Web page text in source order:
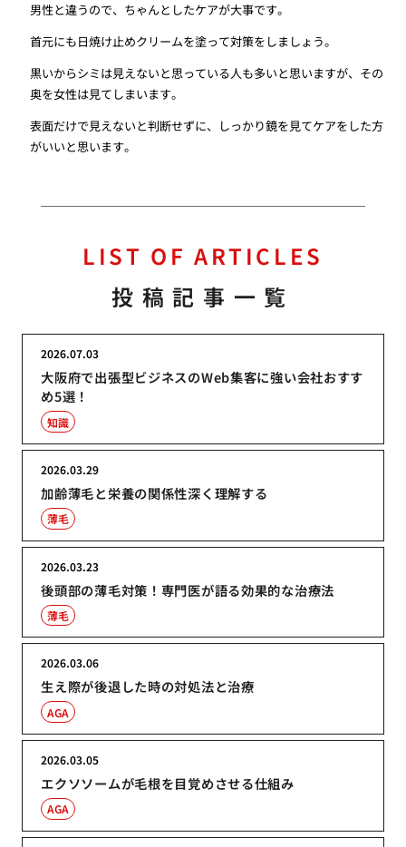
男性と違うので、ちゃんとしたケアが大事です。
首元にも日焼け止めクリームを塗って対策をしましょう。
黒いからシミは見えないと思っている人も多いと思いますが、その
奥を女性は見てしまいます。
表面だけで見えないと判断せずに、しっかり鏡を見てケアをした方
がいいと思います。
LIST OF ARTICLES
投稿記事一覧
大阪府で出張型ビジネスのWeb集客に強い会社おすす
め5選！
2026.07.03
知識
加齢薄毛と栄養の関係性深く理解する
2026.03.29
薄毛
後頭部の薄毛対策！専門医が語る効果的な治療法
2026.03.23
薄毛
生え際が後退した時の対処法と治療
2026.03.06
AGA
エクソソームが毛根を目覚めさせる仕組み
2026.03.05
AGA